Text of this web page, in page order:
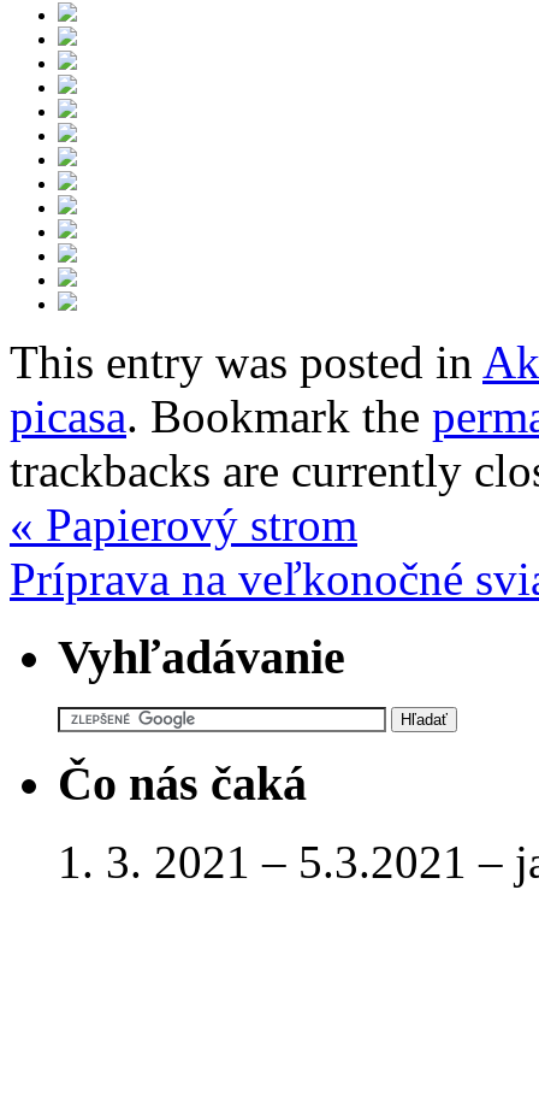
This entry was posted in
picasa. Bookmark the
trackbacks are currently
« Papierový strom
Príprava na veľkonočné
Vyhľadávanie
Čo nás čaká
1. 3. 2021 – 5.3.2021 –